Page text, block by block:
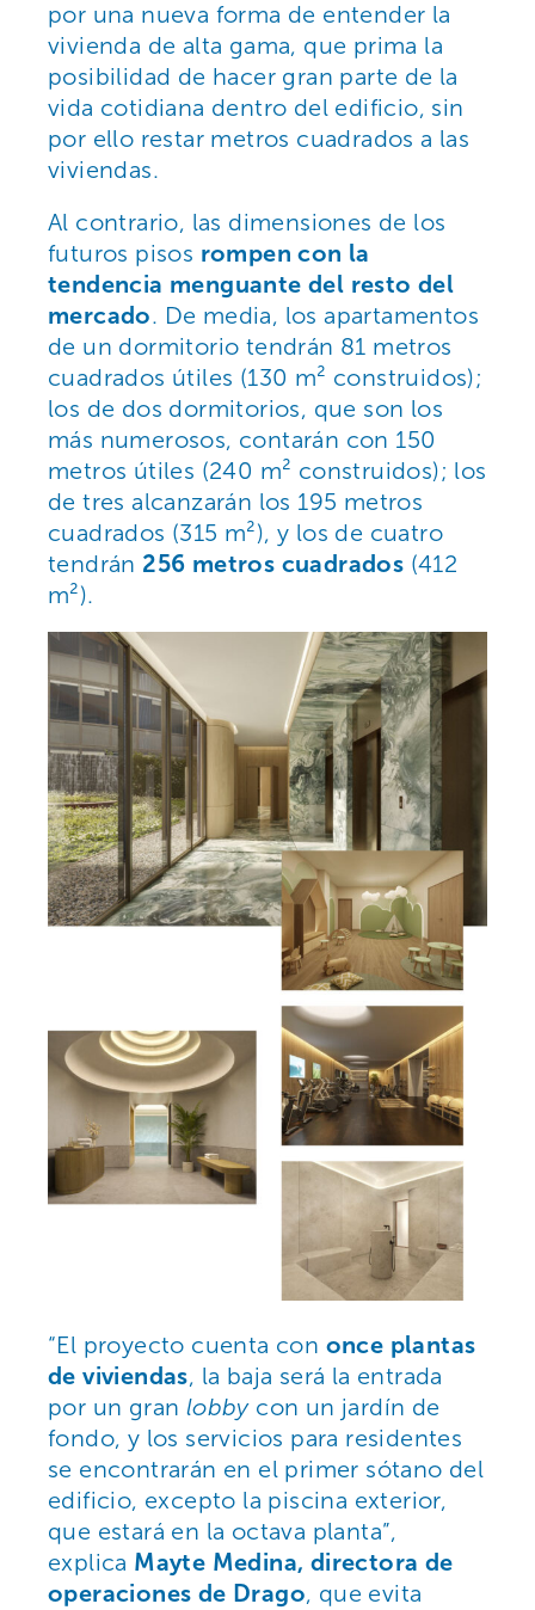
por una nueva forma de entender la
vivienda de alta gama, que prima la
posibilidad de hacer gran parte de la
vida cotidiana dentro del edificio, sin
por ello restar metros cuadrados a las
viviendas.
Al contrario, las dimensiones de los
futuros pisos rompen con la
tendencia menguante del resto del
mercado. De media, los apartamentos
de un dormitorio tendrán 81 metros
cuadrados útiles (130 m² construidos);
los de dos dormitorios, que son los
más numerosos, contarán con 150
metros útiles (240 m² construidos); los
de tres alcanzarán los 195 metros
cuadrados (315 m²), y los de cuatro
tendrán 256 metros cuadrados (412
m²).
“El proyecto cuenta con once plantas
de viviendas, la baja será la entrada
por un gran lobbycon un jardín de
fondo, y los servicios para residentes
se encontrarán en el primer sótano del
edificio, excepto la piscina exterior,
que estará en la octava planta”,
explica Mayte Medina, directora de
operaciones de Drago, que evita